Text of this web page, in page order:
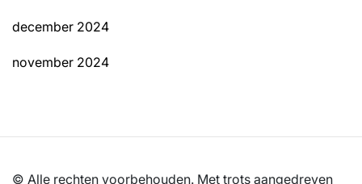
december 2024
november 2024
© Alle rechten voorbehouden. Met trots aangedreven